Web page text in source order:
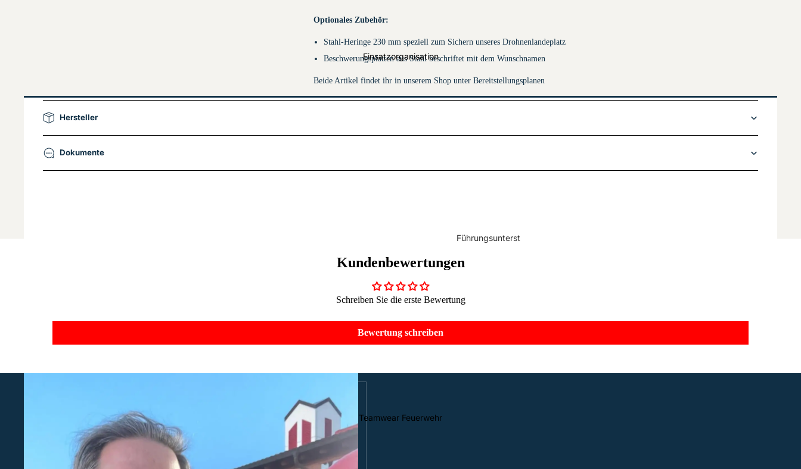
tzer
Aufkleber
Überhosen
HuPF Teil 4
Arbeitsschuhe
Einsatzorganisation
Führungsunterst
Teamwear Feuerwehr
Optionales Zubehör:
Stahl-Heringe 230 mm speziell zum Sichern unseres Drohnenlandeplatz
Beschwerungsplatten aus Stahl beschriftet mit dem Wunschnamen
Beide Artikel findet ihr in unserem Shop unter Bereitstellungsplanen
Hersteller
Dokumente
Kundenbewertungen
Schreiben Sie die erste Bewertung
Bewertung schreiben